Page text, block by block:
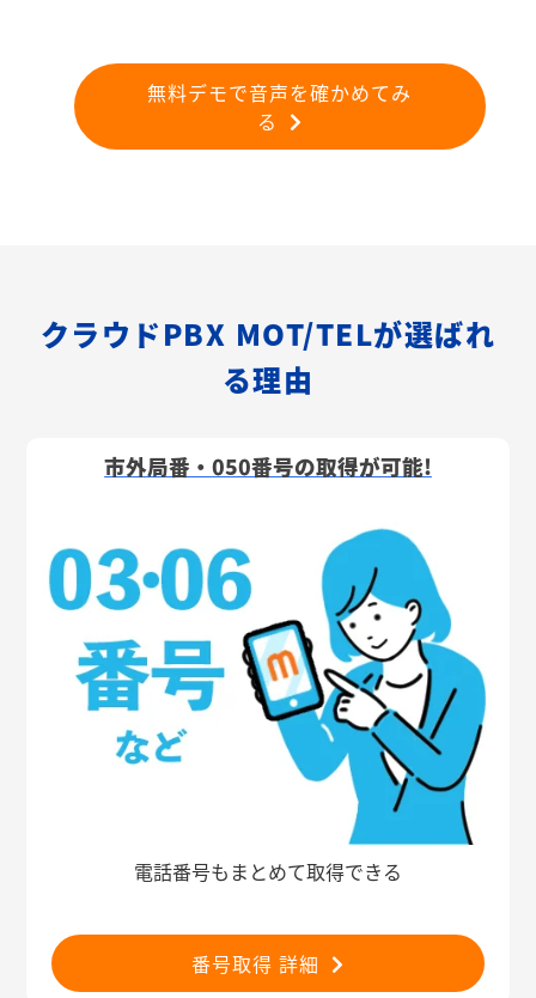
無料デモで音声を確かめてみ
る
クラウドPBX MOT/TELが選ばれ
る理由
市外局番・050番号の取得が可能!
電話番号もまとめて取得できる
番号取得 詳細